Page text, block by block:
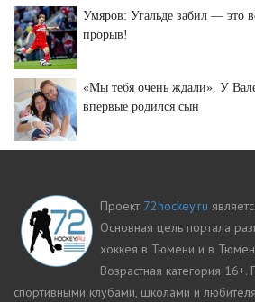
Умяров: Угальде забил — это
прорыв!
«Мы тебя очень ждали». У
впервые родился сын
Проект 72hockey.ru
Основная цель портала
хоккея в Тюмени и в
Возрастная категория 16+.
спортивными клубами, школами и